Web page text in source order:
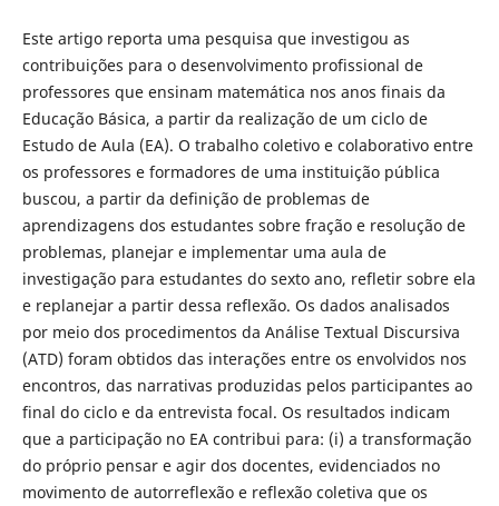
Este artigo reporta uma pesquisa que investigou as
contribuições para o desenvolvimento profissional de
professores que ensinam matemática nos anos finais da
Educação Básica, a partir da realização de um ciclo de
Estudo de Aula (EA). O trabalho coletivo e colaborativo entre
os professores e formadores de uma instituição pública
buscou, a partir da definição de problemas de
aprendizagens dos estudantes sobre fração e resolução de
problemas, planejar e implementar uma aula de
investigação para estudantes do sexto ano, refletir sobre ela
e replanejar a partir dessa reflexão. Os dados analisados
por meio dos procedimentos da Análise Textual Discursiva
(ATD) foram obtidos das interações entre os envolvidos nos
encontros, das narrativas produzidas pelos participantes ao
final do ciclo e da entrevista focal. Os resultados indicam
que a participação no EA contribui para: (i) a transformação
do próprio pensar e agir dos docentes, evidenciados no
movimento de autorreflexão e reflexão coletiva que os